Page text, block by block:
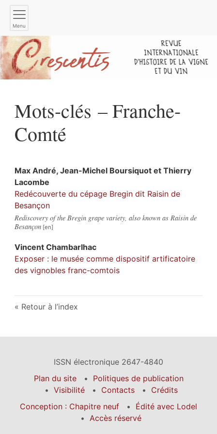
Menu
Mots-clés – Franche-
Comté
Max André, Jean-Michel Boursiquot et Thierry
Lacombe
Redécouverte du cépage Bregin dit Raisin de
Besançon
Rediscovery of the Bregin grape variety, also known as Raisin de
Besançon
Vincent Chambarlhac
Exposer : le musée comme dispositif artificatoire
des vignobles franc-comtois
Retour à l’index
ISSN électronique 2647-4840
Plan du site
Politiques de publication
Visibilité
Contacts
Crédits
Conception : Chapitre neuf
Édité avec Lodel
Accès réservé